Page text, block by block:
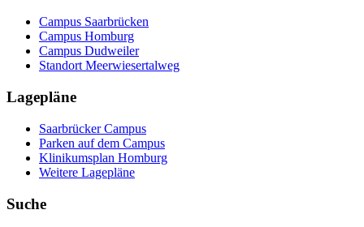
Campus Saarbrücken
Campus Homburg
Campus Dudweiler
Standort Meerwiesertalweg
Lagepläne
Saarbrücker Campus
Parken auf dem Campus
Klinikumsplan Homburg
Weitere Lagepläne
Suche